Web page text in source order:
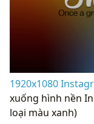
1920x1080
xuống hình nền
loại màu xanh)